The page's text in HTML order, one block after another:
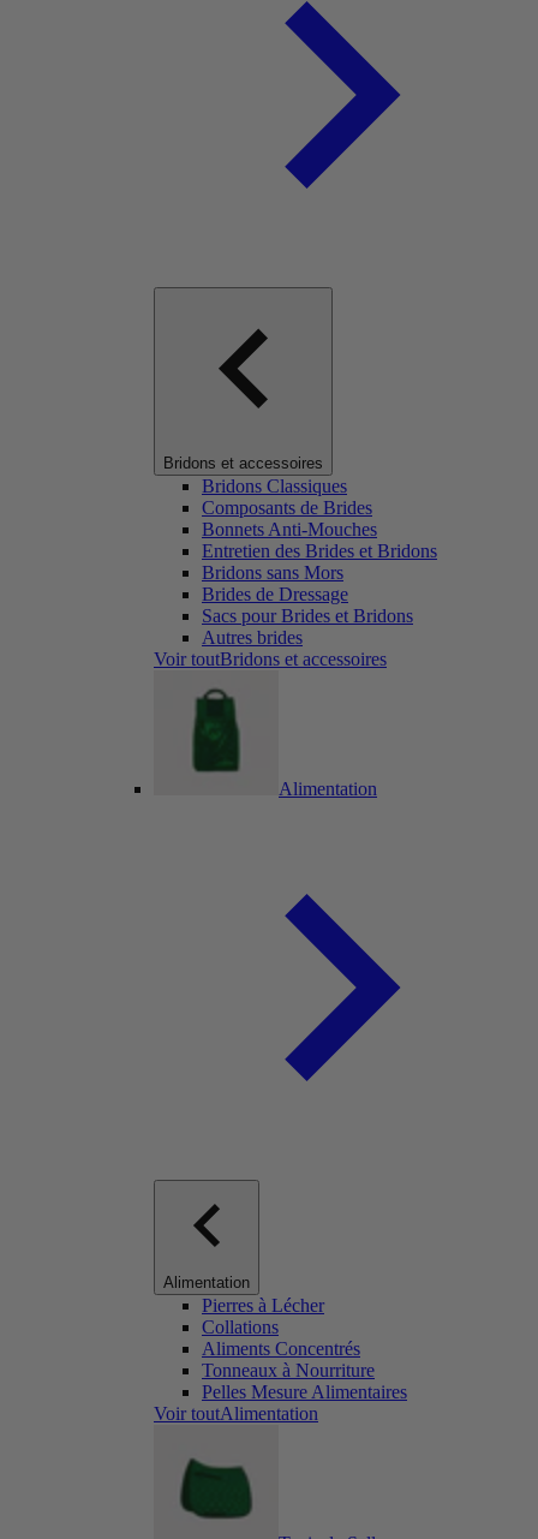
Bridons et accessoires
Bridons Classiques
Composants de Brides
Bonnets Anti-Mouches
Entretien des Brides et Bridons
Bridons sans Mors
Brides de Dressage
Sacs pour Brides et Bridons
Autres brides
Voir toutBridons et accessoires
Alimentation
Alimentation
Pierres à Lécher
Collations
Aliments Concentrés
Tonneaux à Nourriture
Pelles Mesure Alimentaires
Voir toutAlimentation